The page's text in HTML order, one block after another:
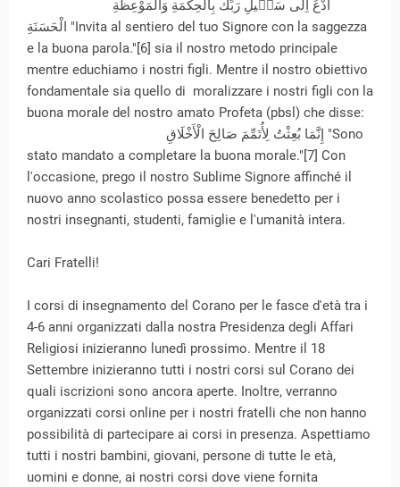
الْحَسَنَةِ "Invita al sentiero del tuo Signore con la saggezza
e la buona parola."[6] sia il nostro metodo principale
mentre educhiamo i nostri figli. Mentre il nostro obiettivo
fondamentale sia quello di moralizzare i nostri figli con la
buona morale del nostro amato Profeta (pbsl) che disse:
stato mandato a completare la buona morale."[7] Con
l'occasione, prego il nostro Sublime Signore affinché il
nuovo anno scolastico possa essere benedetto per i
nostri insegnanti, studenti, famiglie e l'umanità intera.
Cari Fratelli!
I corsi di insegnamento del Corano per le fasce d'età tra i
4-6 anni organizzati dalla nostra Presidenza degli Affari
Religiosi inizieranno lunedì prossimo. Mentre il 18
Settembre inizieranno tutti i nostri corsi sul Corano dei
quali iscrizioni sono ancora aperte. Inoltre, verranno
organizzati corsi online per i nostri fratelli che non hanno
possibilità di partecipare ai corsi in presenza. Aspettiamo
tutti i nostri bambini, giovani, persone di tutte le età,
uomini e donne, ai nostri corsi dove viene fornita